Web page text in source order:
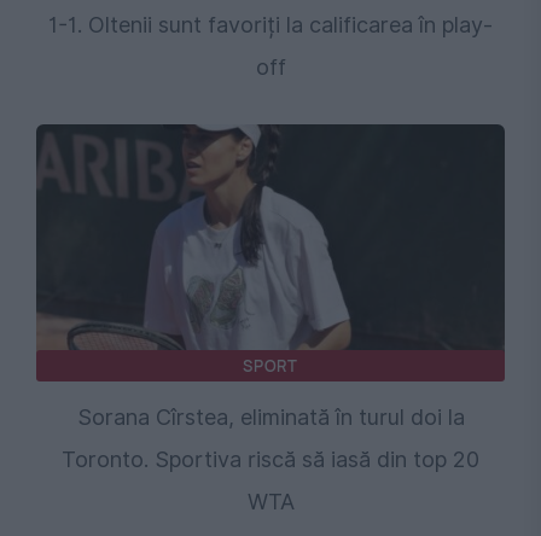
1-1. Oltenii sunt favoriți la calificarea în play-
off
SPORT
Sorana Cîrstea, eliminată în turul doi la
Toronto. Sportiva riscă să iasă din top 20
WTA